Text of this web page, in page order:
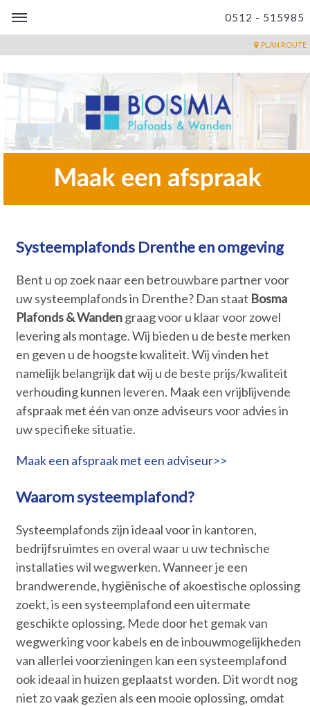
0512 - 515985
PLAN ROUTE
Systeemplafonds Drenthe en omgeving
Bent u op zoek naar een betrouwbare partner voor
uw systeemplafonds in Drenthe? Dan staat Bosma
Plafonds & Wandengraag voor u klaar voor zowel
levering als montage. Wij bieden u de beste merken
en geven u de hoogste kwaliteit. Wij vinden het
namelijk belangrijk dat wij u de beste prijs/kwaliteit
verhouding kunnen leveren. Maak een vrijblijvende
afspraak met één van onze adviseurs voor advies in
uw specifieke situatie.
Maak een afspraak met een adviseur>>
Waarom systeemplafond?
Systeemplafonds zijn ideaal voor in kantoren,
bedrijfsruimtes en overal waar u uw technische
installaties wil wegwerken. Wanneer je een
brandwerende, hygiënische of akoestische oplossing
zoekt, is een systeemplafond een uitermate
geschikte oplossing. Mede door het gemak van
wegwerking voor kabels en de inbouwmogelijkheden
van allerlei voorzieningen kan een systeemplafond
ook ideaal in huizen geplaatst worden. Dit wordt nog
niet zo vaak gezien als een mooie oplossing, omdat